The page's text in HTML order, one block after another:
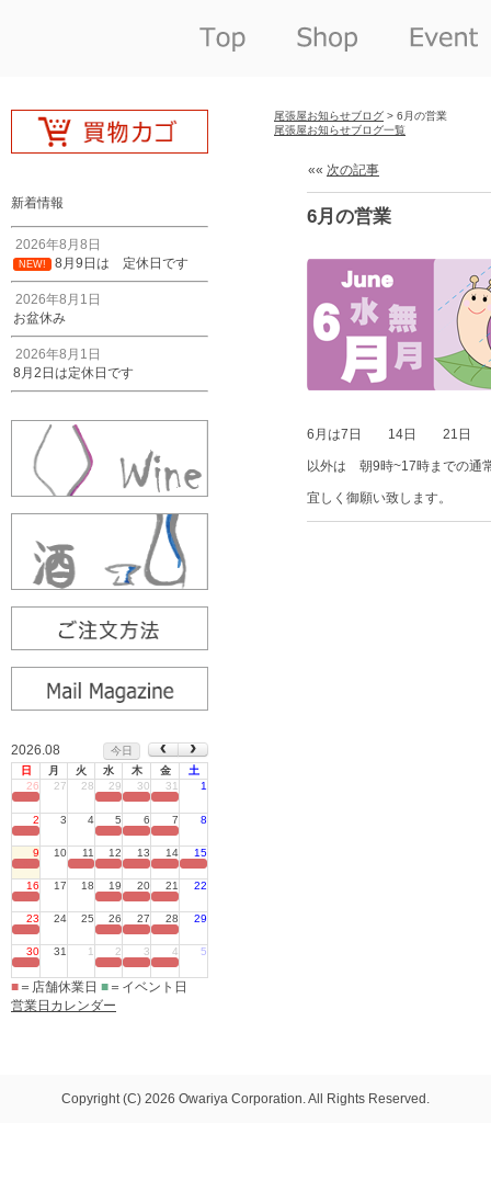
新着情報
2026年8月8日
NEW! 8月9日は 定休日です
2026年8月1日
お盆休み
2026年8月1日
8月2日は定休日です
2026.08
今日
日
月 火 水 木 金
土
26
27 28 29 30 31 1
2 3 4 5 6 7 8
9 10 11 12 13 14 15
16 17 18 19 20 21 22
23 24 25 26 27 28 29
30 31 1 2 3 4 5
■ ＝店舗休業日 ■ ＝イベント日
営業日カレンダー
尾張屋お知らせブログ > 6月の営業
尾張屋お知らせブログ一覧
«« 次の記事
6月の営業
6月は7日 14日 21日 28
以外は 朝9時~17時までの通
宜しく御願い致します。
Copyright (C) 2026 Owariya Corporation. All Rights Reserved.